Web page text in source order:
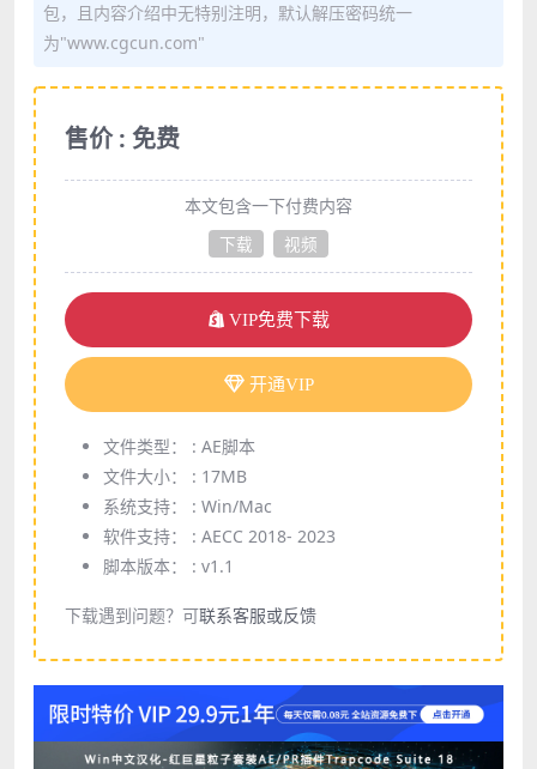
包，且内容介绍中无特别注明，默认解压密码统一
为"www.cgcun.com"
售价 : 免费
本文包含一下付费内容
下载
视频
VIP免费下载
开通VIP
文件类型： : AE脚本
文件大小： : 17MB
系统支持： : Win/Mac
软件支持： : AECC 2018- 2023
脚本版本： : v1.1
下载遇到问题？可联系客服或反馈